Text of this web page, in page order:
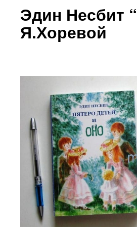
Эдин Несбит
Я.Хоревой